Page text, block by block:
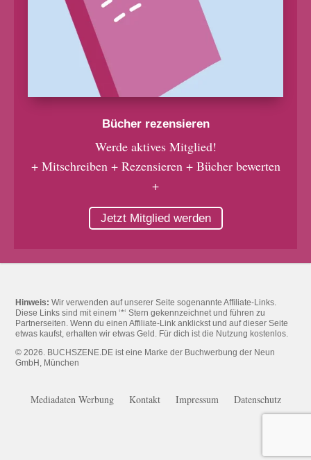
Bücher rezensieren
Werde aktives Mitglied!
+ Mitschreiben + Rezensieren + Bücher bewerten
+
Jetzt Mitglied werden
Hinweis: Wir verwenden auf unserer Seite sogenannte Affiliate-Links.
Diese Links sind mit einem ‘*‘ Stern gekennzeichnet und führen zu
Partnerseiten. Wenn du einen Affiliate-Link anklickst und auf dieser Seite
etwas kaufst, erhalten wir etwas Geld. Für dich ist die Nutzung kostenlos.
© 2026. BUCHSZENE.DE ist eine Marke der Buchwerbung der Neun
GmbH, München
Mediadaten Werbung Kontakt Impressum Datenschutz